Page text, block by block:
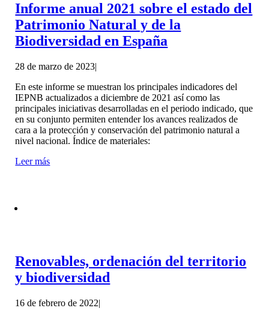
Informe anual 2021 sobre el estado del
Patrimonio Natural y de la
Biodiversidad en España
28 de marzo de 2023|
En este informe se muestran los principales indicadores del
IEPNB actualizados a diciembre de 2021 así como las
principales iniciativas desarrolladas en el periodo indicado, que
en su conjunto permiten entender los avances realizados de
cara a la protección y conservación del patrimonio natural a
nivel nacional. Índice de materiales:
Leer más
Renovables, ordenación del territorio
y biodiversidad
16 de febrero de 2022|